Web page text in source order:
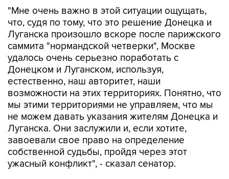
"Мне очень важно в этой ситуации ощущать,
что, судя по тому, что это решение Донецка и
Луганска произошло вскоре после парижского
саммита "нормандской четверки", Москве
удалось очень серьезно поработать с
Донецком и Луганском, используя,
естественно, наш авторитет, наши
возможности на этих территориях. Понятно, что
мы этими территориями не управляем, что мы
не можем давать указания жителям Донецка и
Луганска. Они заслужили и, если хотите,
завоевали свое право на определение
собственной судьбы, пройдя через этот
ужасный конфликт", - сказал сенатор.